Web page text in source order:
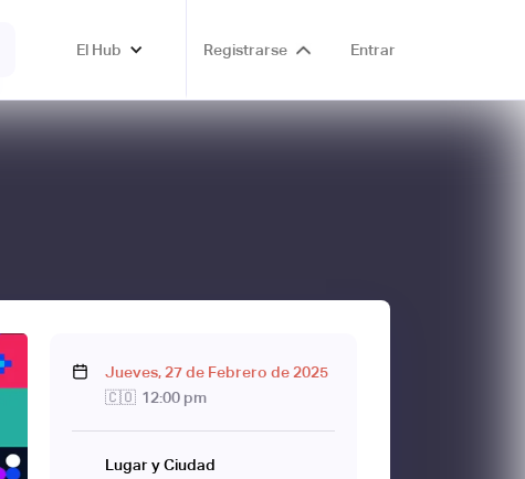
El Hub Registrarse Entrar
Jueves, 27 de Febrero de 2025
🇨🇴 12:00 pm
Lugar y Ciudad